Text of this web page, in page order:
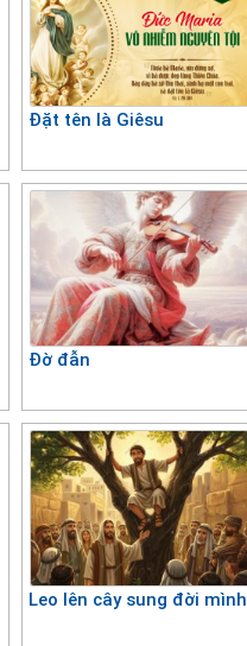
Đặt tên là Giêsu
Đờ đẫn
Leo lên cây sung đời mình